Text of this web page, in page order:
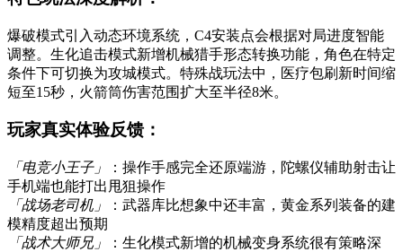
爆破模式引入动态环境系统，C4安装点会根据对局进度智能
调整。生化追击模式新增机械猎手形态转换功能，角色在特定
条件下可切换为攻城模式。特殊战玩法中，医疗包刷新时间缩
短至15秒，火箭筒伤害范围扩大至半径8米。
玩家真实体验反馈：
「电竞小王子」
：操作手感完全还原端游，陀螺仪辅助射击让
手机端也能打出甩狙操作
「战场老司机」
：武器库比想象中还丰富，黄金系列装备的建
模精度超出预期
「战术大师兄」
：生化模式新增的机械变身系统很有策略深